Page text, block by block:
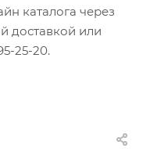
каталога через
доставкой или
25-20​.